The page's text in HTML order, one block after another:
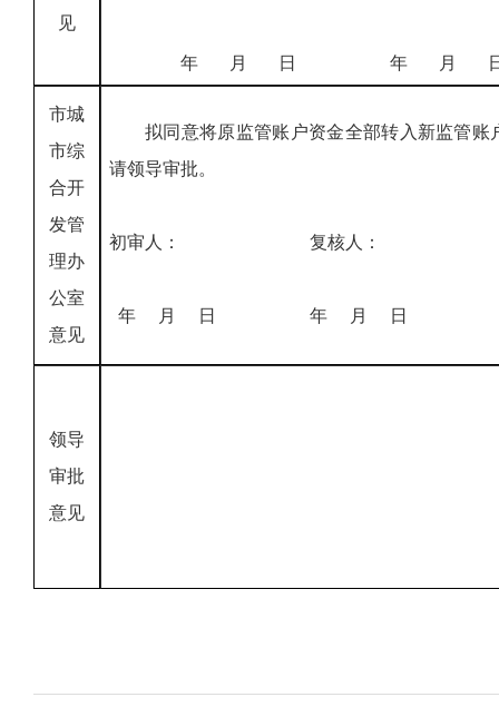
见
年 月 日 年 月
市城
市综
合开
发管
理办
公室
意见
拟同意将原监管账户资金全部转入新监管账
请领导审批。
初审人： 复核人
年 月 日 年 月
领导
审批
意见